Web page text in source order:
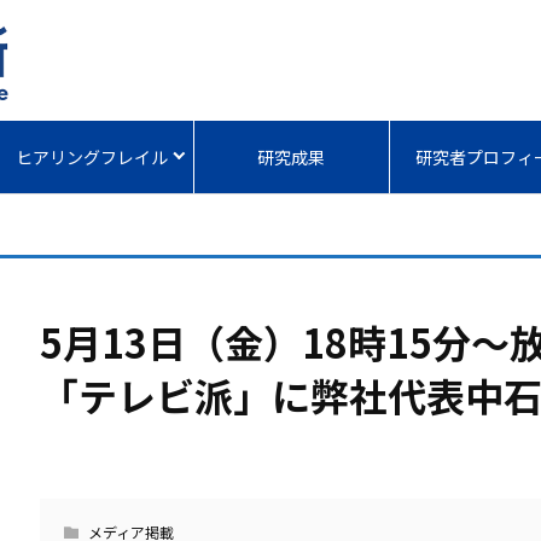
ヒアリングフレイル 研究成果 研究者プロフィ
5月13日（金）18時15分～
「テレビ派」に弊社代表中
メディア掲載